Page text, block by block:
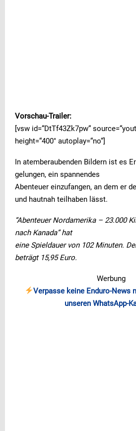
Vorschau-Trailer:
[vsw id=“DtTf43Zk7pw“
height=“400″ autoplay=“no“]
In atemberaubenden Bildern ist es
gelungen, ein spannendes
Abenteuer einzufangen, an dem er
und hautnah teilhaben lässt.
“Abenteuer Nordamerika – 23.000
nach Kanada” hat
eine Spieldauer von 102 Minuten.
beträgt 15,95 Euro.
Werbung
Verpasse keine Enduro-News
unseren WhatsApp-